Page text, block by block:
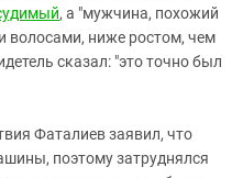
, а "мужчина, похожий
волосами, ниже ростом, чем
сказал: "это точно был
Фаталиев заявил, что
поэтому затруднялся